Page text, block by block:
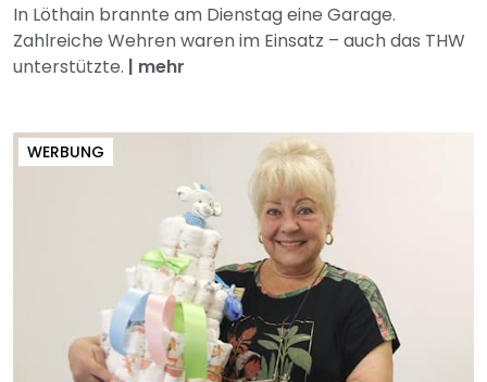
In Löthain brannte am Dienstag eine Garage.
Zahlreiche Wehren waren im Einsatz – auch das THW
unterstützte. | mehr
WERBUNG